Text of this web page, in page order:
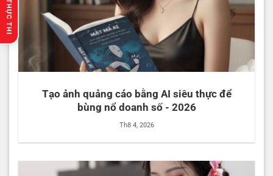
Tạo ảnh quảng cáo bằng AI siêu thực để
bùng nổ doanh số - 2026
Th8 4, 2026